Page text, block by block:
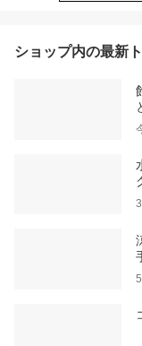
ショップ内の最新